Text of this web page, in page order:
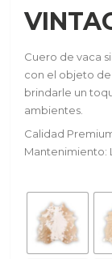
Cuero de vaca
con el objeto
brindarle un
ambientes.
Calidad
Mantenimiento: